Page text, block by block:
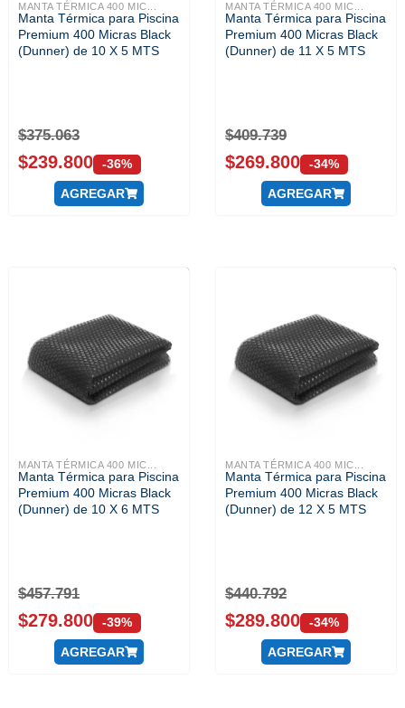
MANTA TÉRMICA 400 MIC...
Manta Térmica para Piscina
Premium 400 Micras Black
(Dunner) de 10 X 5 MTS
$375.063
$239.800 -36%
AGREGAR
MANTA TÉRMICA 400 MIC...
Manta Térmica para Piscina
Premium 400 Micras Black
(Dunner) de 11 X 5 MTS
$409.739
$269.800 -34%
AGREGAR
MANTA TÉRMICA 400 MIC...
Manta Térmica para Piscina
Premium 400 Micras Black
(Dunner) de 10 X 6 MTS
$457.791
$279.800 -39%
AGREGAR
MANTA TÉRMICA 400 MIC...
Manta Térmica para Piscina
Premium 400 Micras Black
(Dunner) de 12 X 5 MTS
$440.792
$289.800 -34%
AGREGAR